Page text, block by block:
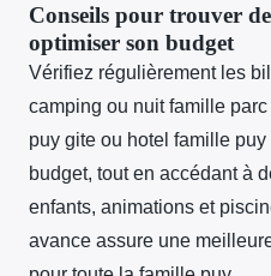
Conseils pour trouver
optimiser son budget
Vérifiez régulièrement les
camping ou nuit famille
puy gite ou hotel famille puy
budget, tout en accédant à
enfants, animations et
avance assure une